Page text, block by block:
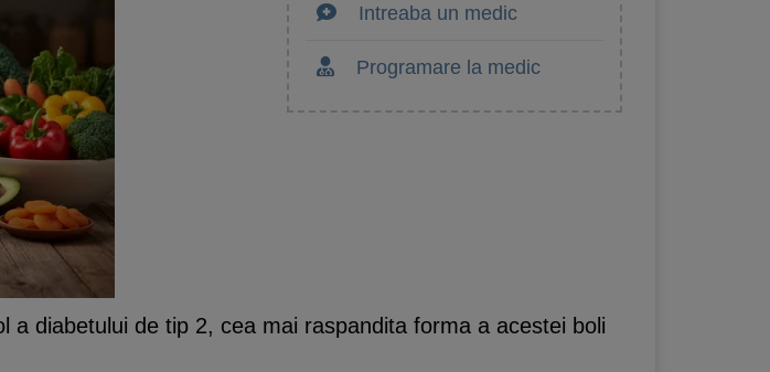
Intreaba un medic
Programare la medic
a diabetului de tip 2, cea mai raspandita forma a acestei boli